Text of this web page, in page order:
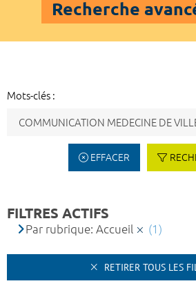
Recherche
Mots-clés :
EFFACER
FILTRES ACTIFS
Par rubrique: Accueil (1)
RETIRER TOUS LES